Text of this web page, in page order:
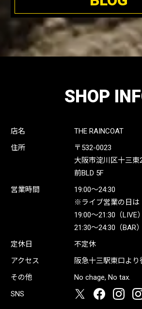
SHOP
店名
THE RAINCOAT
住所
〒532-0023
大阪市淀川区十三東
前BLD 5F
営業時間
19:00〜24:30
※ライブ営業の日は
19:00〜21:30（LIVE）
21:30〜24:30（BAR）
定休日
不定休
アクセス
阪急十三駅東口より
その他
No chage, No tax.
SNS